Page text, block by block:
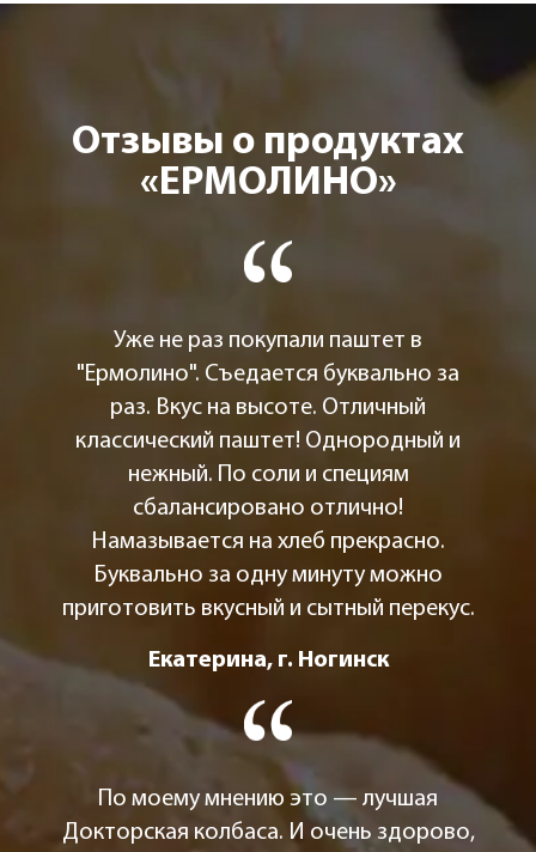
Отзывы о продуктах
«ЕРМОЛИНО»
Уже не раз покупали паштет в
"Ермолино". Съедается буквально за
раз. Вкус на высоте. Отличный
классический паштет! Однородный и
нежный. По соли и специям
сбалансировано отлично!
Намазывается на хлеб прекрасно.
Буквально за одну минуту можно
приготовить вкусный и сытный перекус.
Екатерина, г. Ногинск
По моему мнению это — лучшая
Докторская колбаса. И очень здорово,